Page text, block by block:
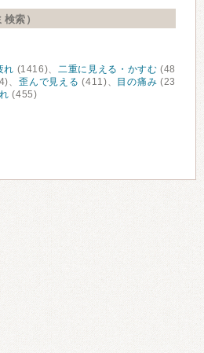
索）
れ (1416)、 二重に見える・かすむ (48
、歪んで見える (411)、 目の痛み (23
(455)